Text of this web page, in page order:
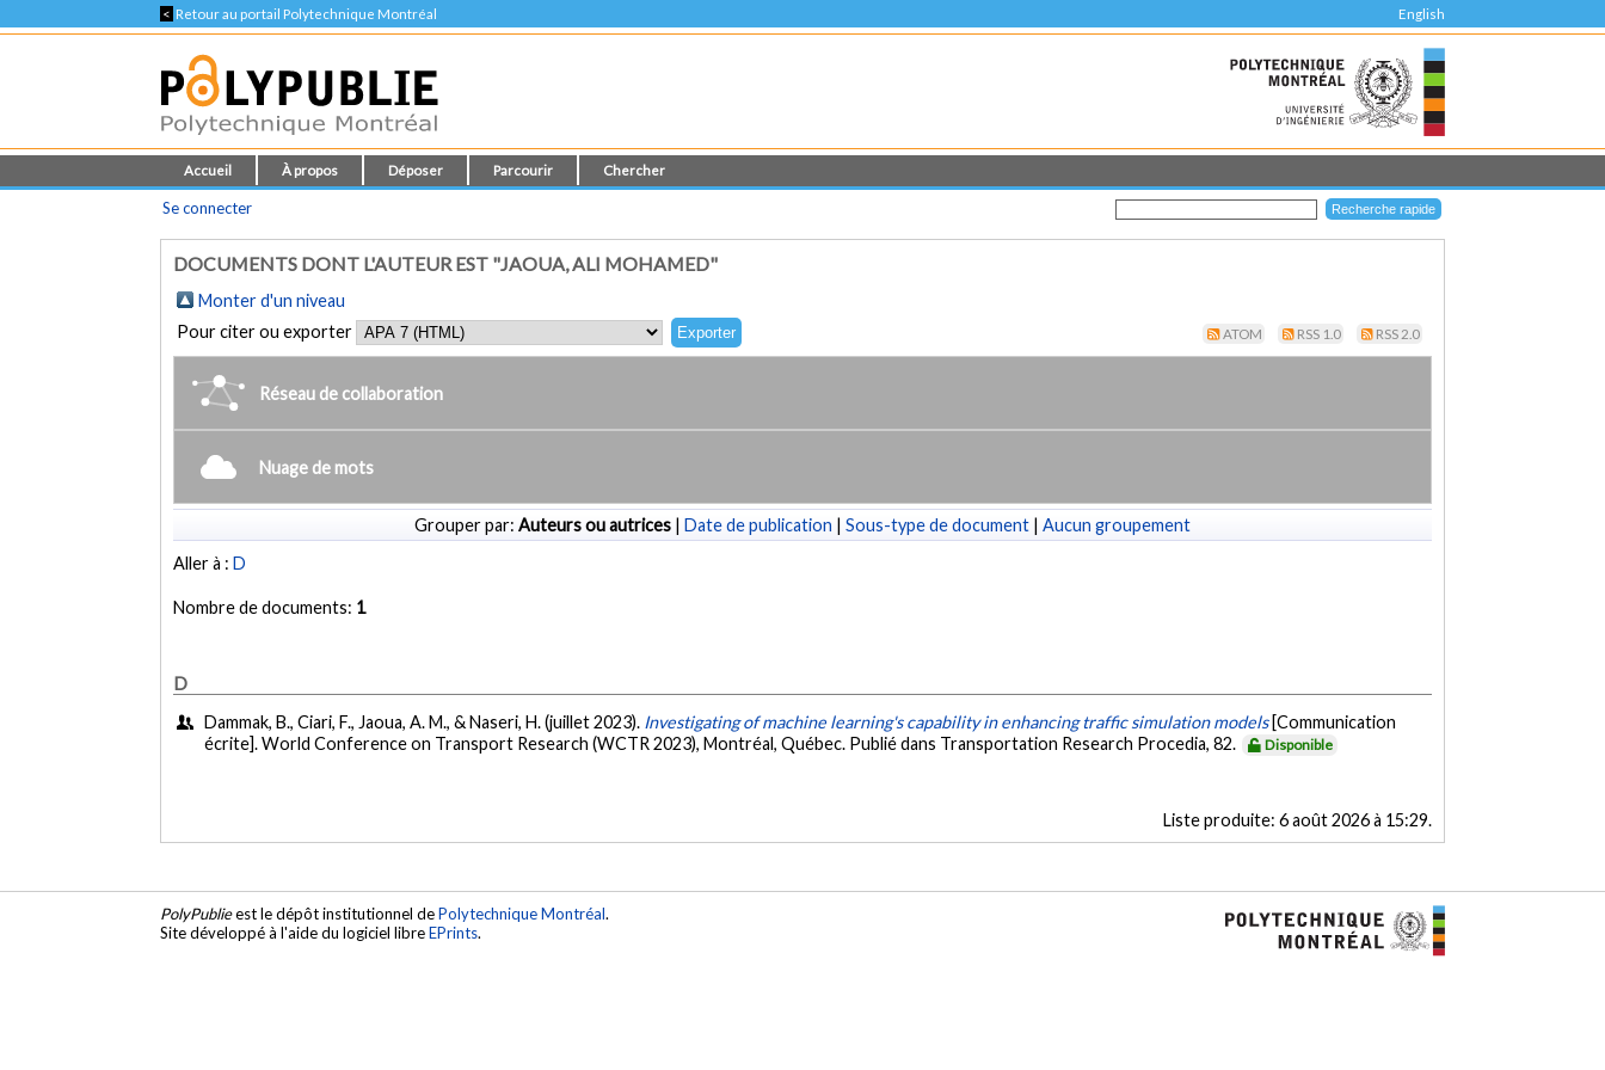
< Retour au portail Polytechnique Montréal English
Accueil À propos Déposer Parcourir Chercher
Se connecter
DOCUMENTS DONT L'AUTEUR EST "JAOUA, ALI MOHAMED"
Monter d'un niveau
Pour citer ou exporter
ATOM RSS 1.0 RSS 2.0
Réseau de collaboration
Nuage de mots
Grouper par: Auteurs ou autrices | Date de publication | Sous-type de document | Aucun groupement
Aller à :D
Nombre de documents: 1
D
Dammak, B., Ciari, F., Jaoua, A. M., & Naseri, H. (juillet 2023). Investigating of machine learning's capability in enhancing traffic simulation models [Communication
écrite]. World Conference on Transport Research (WCTR 2023), Montréal, Québec. Publié dans Transportation Research Procedia, 82.
Disponible
Liste produite: 6 août 2026 à 15:29.
PolyPublieest le dépôt institutionnel dePolytechnique Montréal.
Site développé à l'aide du logiciel libreEPrints.